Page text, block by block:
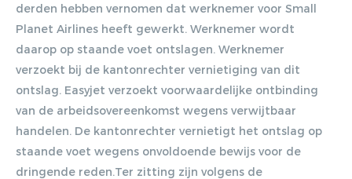
derden hebben vernomen dat werknemer voor Small
Planet Airlines heeft gewerkt. Werknemer wordt
daarop op staande voet ontslagen. Werknemer
verzoekt bij de kantonrechter vernietiging van dit
ontslag. Easyjet verzoekt voorwaardelijke ontbinding
van de arbeidsovereenkomst wegens verwijtbaar
handelen. De kantonrechter vernietigt het ontslag op
staande voet wegens onvoldoende bewijs voor de
dringende reden.Ter zitting zijn volgens de